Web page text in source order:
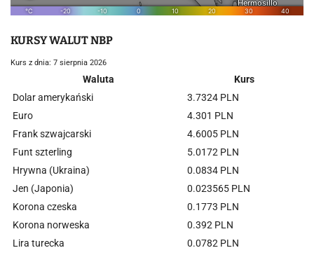
KURSY WALUT NBP
Kurs z dnia: 7 sierpnia 2026
Waluta
Kurs
Dolar amerykański
3.7324 PLN
Euro
4.301 PLN
Frank szwajcarski
4.6005 PLN
Funt szterling
5.0172 PLN
Hrywna (Ukraina)
0.0834 PLN
Jen (Japonia)
0.023565 PLN
Korona czeska
0.1773 PLN
Korona norweska
0.392 PLN
Lira turecka
0.0782 PLN